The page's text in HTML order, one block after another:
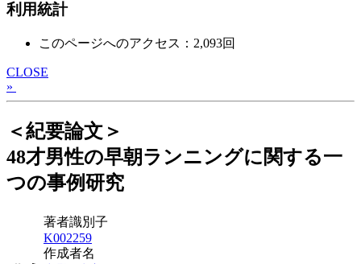
利用統計
このページへのアクセス：2,093回
CLOSE
»
＜紀要論文＞
48才男性の早朝ランニングに関する一
つの事例研究
著者識別子
K002259
作成者名